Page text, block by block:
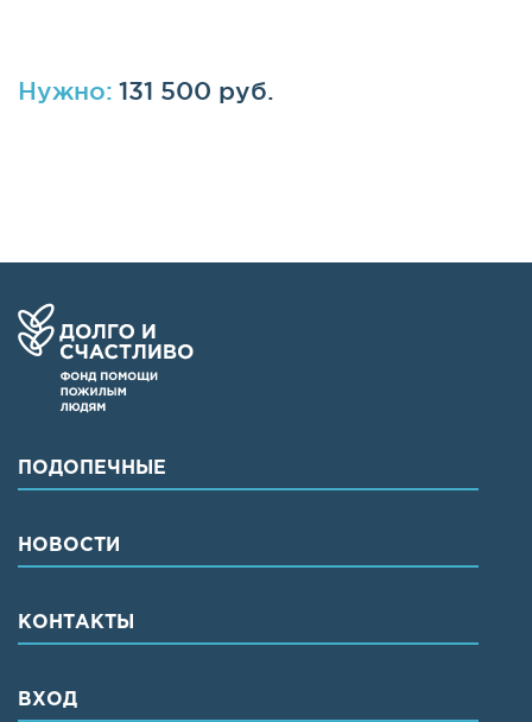
Нужно: 131 500 руб.
ПОДОПЕЧНЫЕ
НОВОСТИ
КОНТАКТЫ
ВХОД